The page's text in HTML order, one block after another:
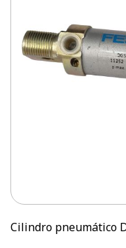
Cilindro pneumático